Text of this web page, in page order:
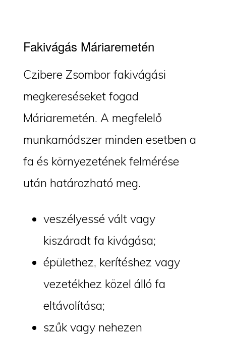
Fakivágás Máriaremetén
Czibere Zsombor fakivágási
megkereséseket fogad
Máriaremetén. A megfelelő
munkamódszer minden esetben a
fa és környezetének felmérése
után határozható meg.
veszélyessé vált vagy
kiszáradt fa kivágása;
épülethez, kerítéshez vagy
vezetékhez közel álló fa
eltávolítása;
szűk vagy nehezen